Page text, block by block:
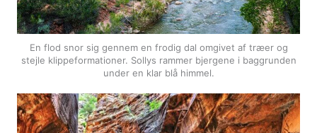
En flod snor sig gennem en frodig dal omgivet af træer og
stejle klippeformationer. Sollys rammer bjergene i baggrunden
under en klar blå himmel.